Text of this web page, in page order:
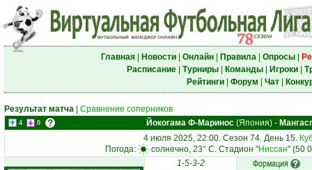
Главная| Новости| Онлайн| Правила| Опросы|
Расписание| Турниры| Команды| Игроки|
Рейтинги| Форум Чат|
Результат матча Сравнение соперников
4 0 Йокогама Ф-Маринос(Япония)-
4 июля 2025, 22:00. Сезон 74. День 15.
Погода:
солнечно, 23° C. Стадион "Ниссан" (50
1-5-3-2 Формация